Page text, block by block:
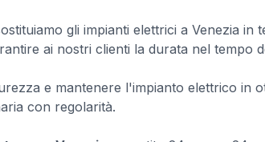
gli impianti elettrici a Venezia in
ai nostri clienti la durata nel tempo
e mantenere l'impianto elettrico in
con regolarità.